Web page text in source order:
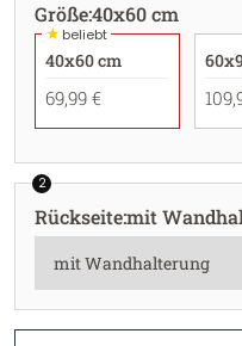
Größe:40x60 cm
★beliebt
40x60 cm
69,99 €
2
Rückseite:mit